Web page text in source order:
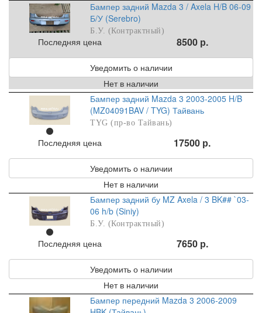
Бампер задний Mazda 3 / Axela H/B 06-09
Б/У (Serebro)
Б.У. (Контрактный)
Последняя цена 8500 р.
Уведомить о наличии
Нет в наличии
Бампер задний Mazda 3 2003-2005 H/B
(MZ04091BAV / TYG) Тайвань
TYG (пр-во Тайвань)
Последняя цена 17500 р.
Уведомить о наличии
Нет в наличии
Бампер задний бу MZ Axela / 3 BK## `03-
06 h/b (Siniy)
Б.У. (Контрактный)
Последняя цена 7650 р.
Уведомить о наличии
Нет в наличии
Бампер передний Mazda 3 2006-2009